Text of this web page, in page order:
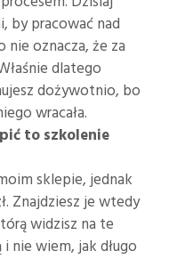
by pracować nad
oznacza, że za
dlatego
dożywotnio, bo
wracała.
to szkolenie
sklepie, jednak
Znajdziesz je wtedy
widzisz na te
nie wiem, jak długo